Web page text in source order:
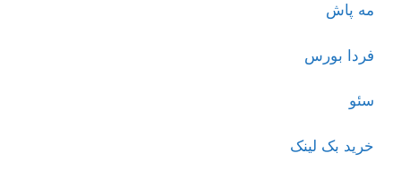
مه پاش
فردا بورس
سئو
خرید بک لینک